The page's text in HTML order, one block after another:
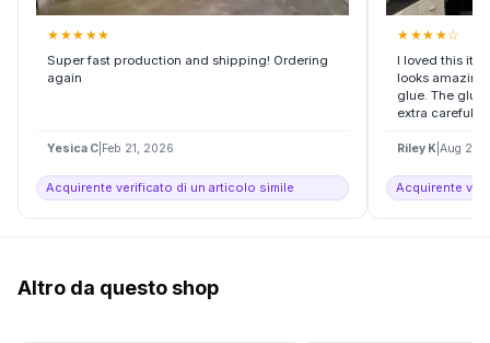
★ ★★ ★★
Super fast production and shipping! Ordering
again
Yesica C Feb 21, 2026
Acquirente verificato di un articolo simile
★ ★★ ★☆
I loved this
looks
glue. The glue
extra careful
Riley K Aug 20,
Acquirente
Altro da questo shop